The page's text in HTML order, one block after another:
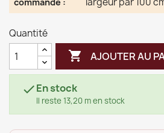
Quantité
 AJOUTER AU
En stock
Il reste 13,20 m en stock